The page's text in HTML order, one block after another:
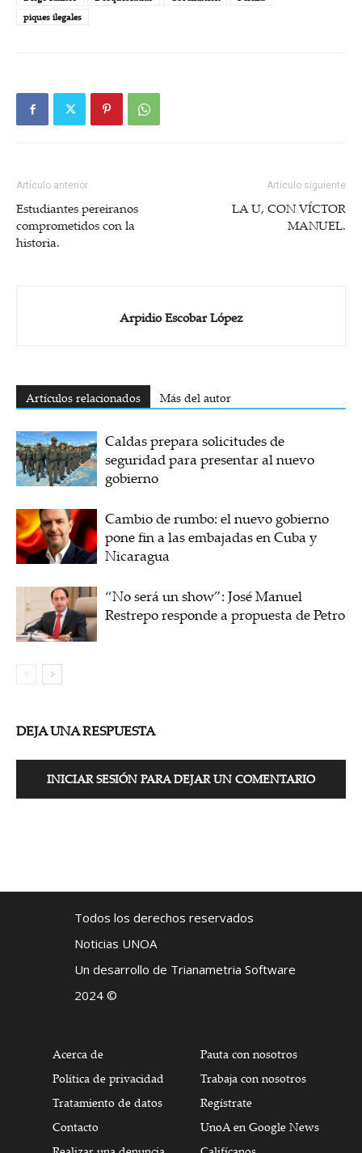
piques ilegales
Artículo anterior
Estudiantes pereiranos
comprometidos con la
historia.
Artículo siguiente
LA U, CON VÍCTOR
MANUEL.
Arpidio Escobar López
Artículos relacionados Más del autor
Caldas prepara solicitudes de
seguridad para presentar al nuevo
gobierno
Cambio de rumbo: el nuevo gobierno
pone fin a las embajadas en Cuba y
Nicaragua
“No será un show”: José Manuel
Restrepo responde a propuesta de Petro
DEJA UNA RESPUESTA
INICIAR SESIÓN PARA DEJAR UN COMENTARIO
Todos los derechos reservados
Noticias UNOA
Un desarrollo de Trianametria Software
2024 ©
Acerca de
Política de privacidad
Tratamiento de datos
Contacto
Pauta con nosotros
Trabaja con nosotros
Regístrate
UnoA en Google News